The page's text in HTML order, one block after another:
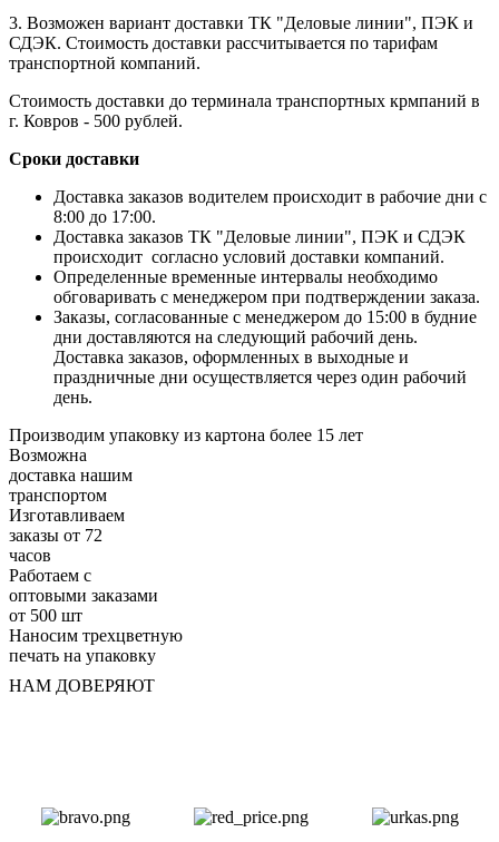
3. Возможен вариант доставки ТК "Деловые линии", ПЭК и
СДЭК. Стоимость доставки рассчитывается по тарифам
транспортной компаний.
Стоимость доставки до терминала транспортных крмпаний в
г. Ковров - 500 рублей.
Сроки доставки
Доставка заказов водителем происходит в рабочие дни с
8:00 до 17:00.
Доставка заказов ТК "Деловые линии", ПЭК и СДЭК
происходит согласно условий доставки компаний.
Определенные временные интервалы необходимо
обговаривать с менеджером при подтверждении заказа.
Заказы, согласованные с менеджером до 15:00 в будние
дни доставляются на следующий рабочий день.
Доставка заказов, оформленных в выходные и
праздничные дни осуществляется через один рабочий
день.
Производим упаковку из картона более 15 лет
Возможна
доставка нашим
транспортом
Изготавливаем
заказы от 72
часов
Работаем с
оптовыми заказами
от 500 шт
Наносим трехцветную
печать на упаковку
НАМ ДОВЕРЯЮТ